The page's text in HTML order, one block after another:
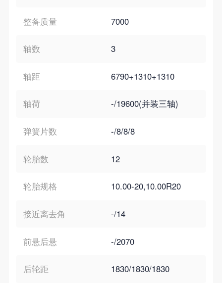
整备质量 7000
轴数 3
轴距 6790+1310+1310
轴荷 -/19600(并装三轴)
弹簧片数 -/8/8/8
轮胎数 12
轮胎规格 10.00-20,10.00R20
接近离去角 -/14
前悬后悬 -/2070
后轮距 1830/1830/1830